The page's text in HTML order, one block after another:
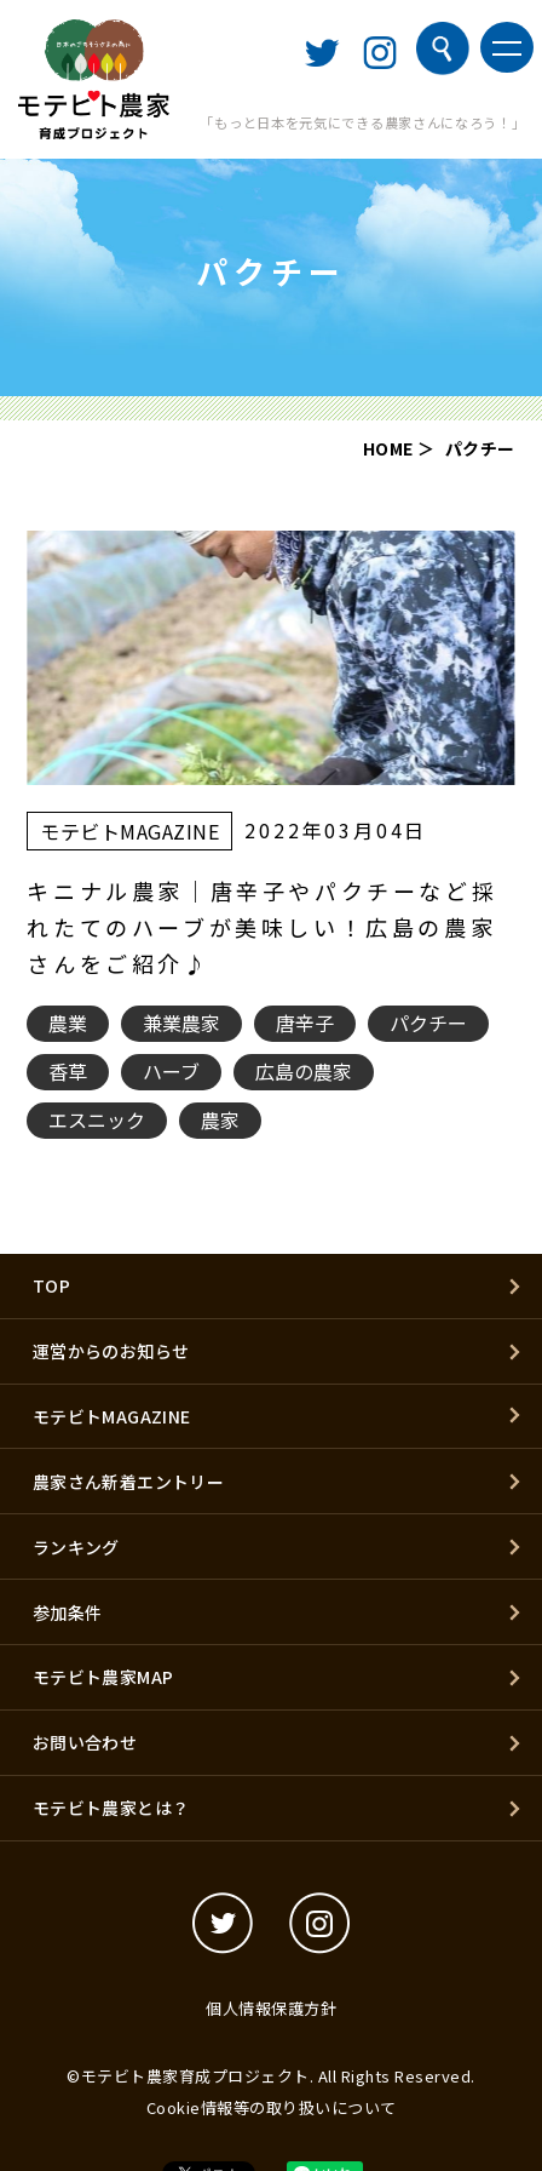
「もっと日本を元気にできる農家さんになろう！」
パクチー
HOME パクチー
モテビトMAGAZINE 2022年03月04日
キニナル農家｜唐辛子やパクチーなど採
れたてのハーブが美味しい！広島の農家
さんをご紹介♪
農業 兼業農家 唐辛子
パクチー
香草
ハーブ
広島の農家
エスニック
農家
TOP
運営からのお知らせ
モテビトMAGAZINE
農家さん新着エントリー
ランキング
参加条件
モテビト農家MAP
お問い合わせ
モテビト農家とは？
個人情報保護方針
©モテビト農家育成プロジェクト. All Rights Reserved.
Cookie情報等の取り扱いについて